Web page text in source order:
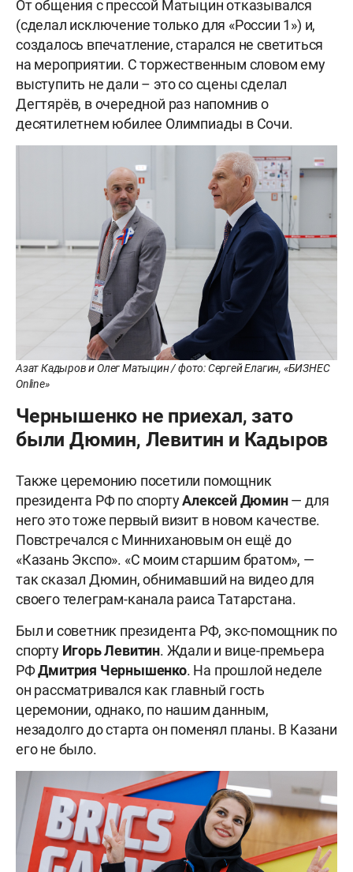
От общения с прессой Матыцин отказывался
(сделал исключение только для «России 1») и,
создалось впечатление, старался не светиться
на мероприятии. С торжественным словом ему
выступить не дали – это со сцены сделал
Дегтярёв, в очередной раз напомнив о
десятилетнем юбилее Олимпиады в Сочи.
Азат Кадыров и Олег Матыцин / фото: Сергей Елагин, «БИЗНЕС
Online»
Чернышенко не приехал, зато
были Дюмин, Левитин и Кадыров
Также церемонию посетили помощник
президента РФ по спортуАлексей Дюмин— для
него это тоже первый визит в новом качестве.
Повстречался с Миннихановым он ещё до
«Казань Экспо». «С моим старшим братом», —
так сказал Дюмин, обнимавший на видео для
своего телеграм-канала раиса Татарстана.
Был и советник президента РФ, экс-помощник по
спорту Игорь Левитин. Ждали и вице-премьера
РФДмитрия Чернышенко. На прошлой неделе
он рассматривался как главный гость
церемонии, однако, по нашим данным,
незадолго до старта он поменял планы. В Казани
его не было.